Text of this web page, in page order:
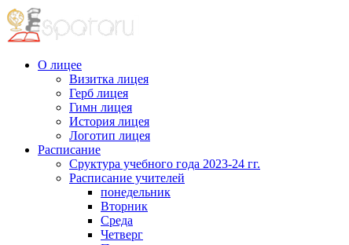
О лицее
Визитка лицея
Герб лицея
Гимн лицея
История лицея
Логотип лицея
Расписание
Сруктура учебного года 2023-24 гг.
Расписание учителей
понедельник
Вторник
Среда
Четверг